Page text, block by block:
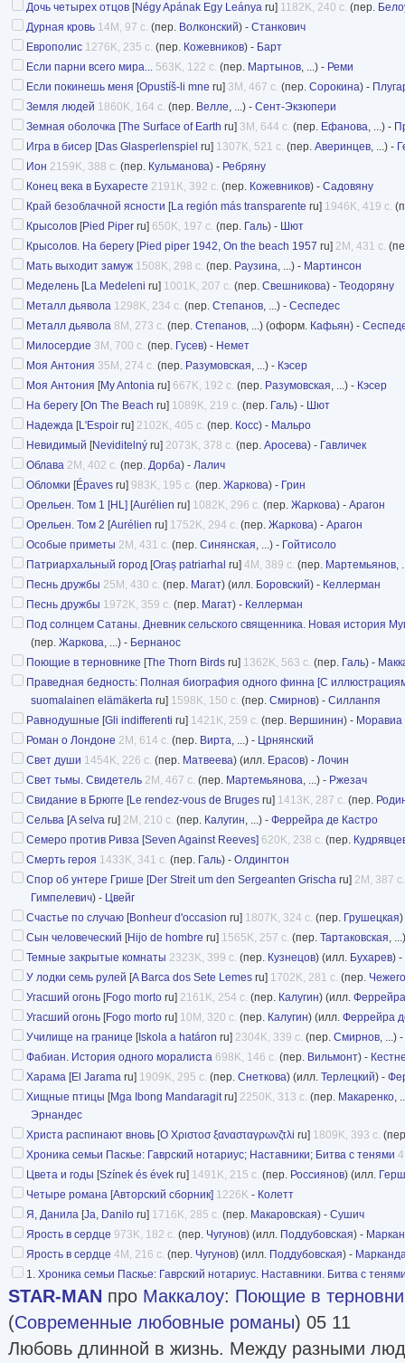
Дочь четырех отцов [Négy Apának Egy Leánya ru] 1182K, 240 с. (пер.
Дурная кровь 14M, 97 с. (пер. Волконский) - Станкович
Европолис 1276K, 235 с. (пер. Кожевников) - Барт
Если парни всего мира... 563K, 122 с. (пер. Мартынов, ...) - Реми
Если покинешь меня [Opustíš-li mne ru] 3M, 467 с. (пер. Сорокина) -
Земля людей 1860K, 164 с. (пер. Велле, ...) - Сент-Экзюпери
Земная оболочка [The Surface of Earth ru] 3M, 644 с. (пер. Ефанова, ...) -
Игра в бисер [Das Glasperlenspiel ru] 1307K, 521 с. (пер. Аверинцев, ...) -
Ион 2159K, 388 с. (пер. Кульманова) - Ребряну
Конец века в Бухаресте 2191K, 392 с. (пер. Кожевников) - Садовяну
Край безоблачной ясности [La región más transparente ru] 1946K, 419 с.
Крысолов [Pied Piper ru] 650K, 197 с. (пер. Галь) - Шют
Крысолов. На берегу [Pied piper 1942, On the beach 1957 ru] 2M, 431 с.
Мать выходит замуж 1508K, 298 с. (пер. Раузина, ...) - Мартинсон
Меделень [La Medeleni ru] 1001K, 207 с. (пер. Свешникова) - Теодоряну
Металл дьявола 1298K, 234 с. (пер. Степанов, ...) - Сеспедес
Металл дьявола 8M, 273 с. (пер. Степанов, ...) (оформ. Кафьян) -
Милосердие 3M, 700 с. (пер. Гусев) - Немет
Моя Антония 35M, 274 с. (пер. Разумовская, ...) - Кэсер
Моя Антония [My Antonia ru] 667K, 192 с. (пер. Разумовская, ...) - Кэсер
На берегу [On The Beach ru] 1089K, 219 с. (пер. Галь) - Шют
Надежда [L'Espoir ru] 2102K, 405 с. (пер. Косс) - Мальро
Невидимый [Neviditelný ru] 2073K, 378 с. (пер. Аросева) - Гавличек
Облава 2M, 402 с. (пер. Дорба) - Лалич
Обломки [Épaves ru] 983K, 195 с. (пер. Жаркова) - Грин
Орельен. Том 1 [HL] [Aurélien ru] 1082K, 296 с. (пер. Жаркова) - Арагон
Орельен. Том 2 [Aurélien ru] 1752K, 294 с. (пер. Жаркова) - Арагон
Особые приметы 2M, 431 с. (пер. Синянская, ...) - Гойтисоло
Патриархальный город [Oraș patriarhal ru] 4M, 389 с. (пер. Мартемьянов,
Песнь дружбы 25M, 430 с. (пер. Магат) (илл. Боровский) - Келлерман
Песнь дружбы 1972K, 359 с. (пер. Магат) - Келлерман
Под солнцем Сатаны. Дневник сельского священника. Новая история
(пер. Жаркова, ...) - Бернанос
Поющие в терновнике [The Thorn Birds ru] 1362K, 563 с. (пер. Галь) -
Праведная бедность: Полная биография одного финна [С
suomalainen elämäkerta ru] 1598K, 150 с. (пер. Смирнов) - Силланпя
Равнодушные [Gli indifferenti ru] 1421K, 259 с. (пер. Вершинин) - Моравиа
Роман о Лондоне 2M, 614 с. (пер. Вирта, ...) - Црнянский
Свет души 1454K, 226 с. (пер. Матвеева) (илл. Ерасов) - Лочин
Свет тьмы. Свидетель 2M, 467 с. (пер. Мартемьянова, ...) - Ржезач
Свидание в Брюгге [Le rendez-vous de Bruges ru] 1413K, 287 с. (пер.
Сельва [A selva ru] 2M, 210 с. (пер. Калугин, ...) - Феррейра де Кастро
Семеро против Ривза [Seven Against Reeves] 620K, 238 с. (пер.
Смерть героя 1433K, 341 с. (пер. Галь) - Олдингтон
Спор об унтере Грише [Der Streit um den Sergeanten Grischa ru] 2M, 387 с.
Гимпелевич) - Цвейг
Счастье по случаю [Bonheur d'occasion ru] 1807K, 324 с. (пер. Грушецкая
Сын человеческий [Hijo de hombre ru] 1565K, 257 с. (пер. Тартаковская,
Темные закрытые комнаты 2323K, 399 с. (пер. Кузнецов) (илл. Бухарев) -
У лодки семь рулей [A Barca dos Sete Lemes ru] 1702K, 281 с. (пер.
Угасший огонь [Fogo morto ru] 2161K, 254 с. (пер. Калугин) (илл.
Угасший огонь [Fogo morto ru] 10M, 320 с. (пер. Калугин) (илл. Феррейра
Училище на границе [Iskola a határon ru] 2304K, 339 с. (пер. Смирнов, ...) -
Фабиан. История одного моралиста 698K, 146 с. (пер. Вильмонт) -
Харама [El Jarama ru] 1909K, 295 с. (пер. Снеткова) (илл. Терлецкий) -
Хищные птицы [Mga Ibong Mandaragitru] 2250K, 313 с. (пер. Макаренко,
Эрнандес
Христа распинают вновь [Ο Χριστοσ ξανασταγρωνζτλi ru] 1809K, 393 с.
Хроника семьи Паскье: Гаврский нотариус; Наставники; Битва с тенями
Цвета и годы [Színek és évek ru] 1491K, 215 с. (пер. Россиянов) (илл.
Четыре романа [Авторский сборник] 1226K - Колетт
Я, Данила [Ja, Danilo ru] 1716K, 285 с. (пер. Макаровская) - Сушич
Ярость в сердце 973K, 182 с. (пер. Чугунов) (илл. Поддубовская) -
Ярость в сердце 4M, 216 с. (пер. Чугунов) (илл. Поддубовская) -
1. Хроника семьи Паскье: Гаврский нотариус. Наставники. Битва с
STAR-MAN про Маккалоу: Поющие в
(Современные любовные романы) 05 11
Любовь длинной в жизнь. Между разными